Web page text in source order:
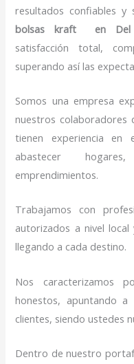
resultados confiables
bolsas kraft en Del
satisfacción total,
superando así las
Somos una empresa
nuestros colaboradores
tienen experiencia
abastecer
emprendimientos.
Trabajamos con
autorizados a nivel
llegando a cada destino.
Nos caracterizamos
honestos, apuntando
clientes, siendo ustedes
Dentro de nuestro